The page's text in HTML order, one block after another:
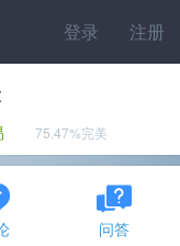
登录 注册
75.47%完美
问答